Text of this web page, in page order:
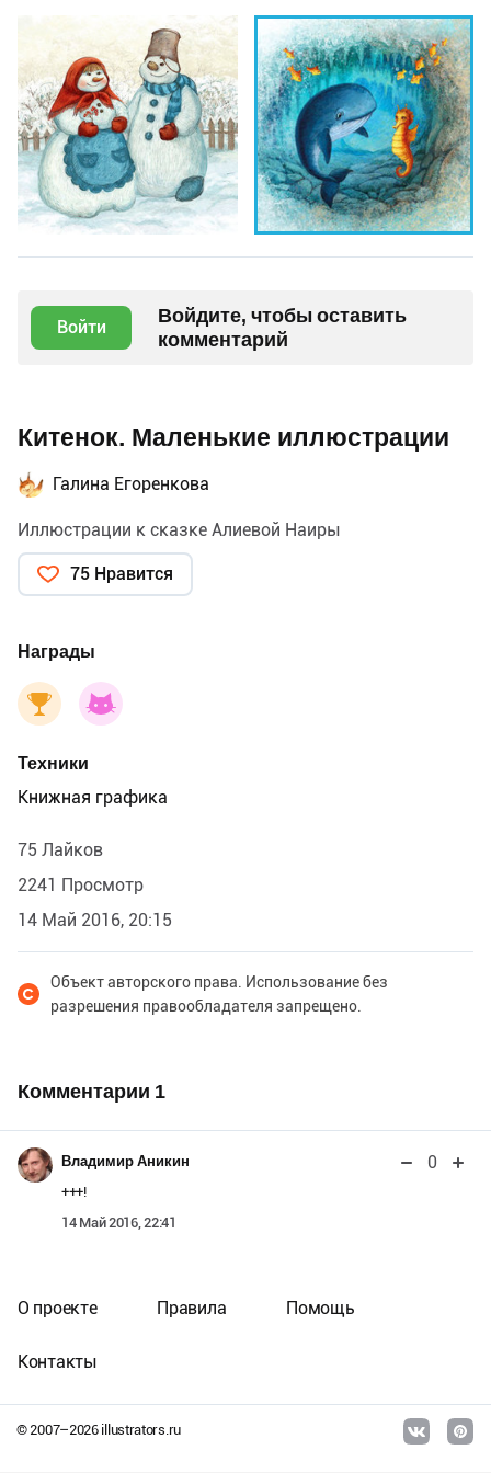
Войти
Войдите, чтобы оставить
комментарий
Китенок. Маленькие иллюстрации
Галина Егоренкова
Иллюстрации к сказке Алиевой Наиры
75 Нравится
Награды
Техники
Книжная графика
75 Лайков
2241 Просмотр
14 Май 2016, 20:15
Объект авторского права. Использование без
разрешения правообладателя запрещено.
Комментарии 1
Владимир Аникин 0
+++!
14 Май 2016, 22:41
© 2007–2026illustrators.ru
О проекте Правила Помощь
Контакты